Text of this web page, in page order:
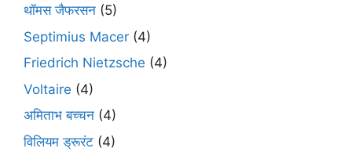
थॉमस जैफरसन (5)
Septimius Macer (4)
Friedrich Nietzsche (4)
Voltaire (4)
अमिताभ बच्चन (4)
विलियम ड्रूरंट (4)